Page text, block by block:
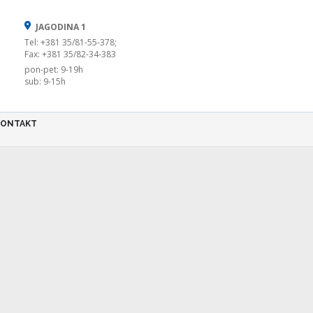
JAGODINA 1
Tel: +381 35/81-55-378;
Fax: +381 35/82-34-383
pon-pet: 9-19h
sub: 9-15h